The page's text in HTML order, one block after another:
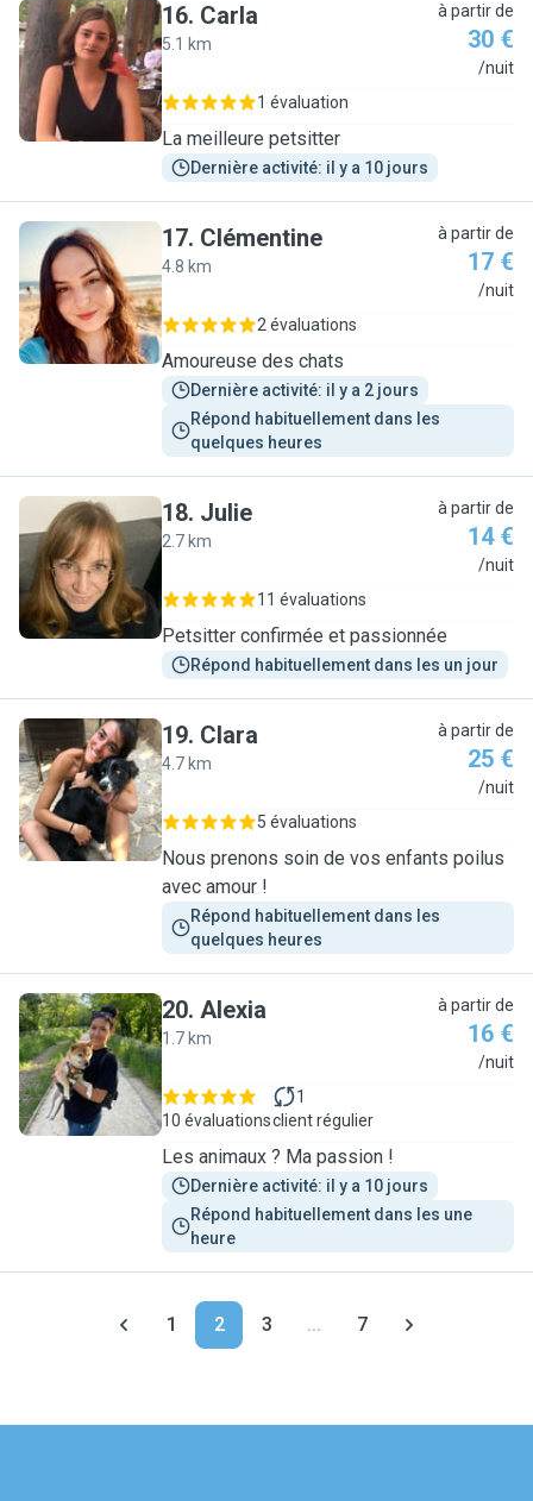
C
16. Carla
5.1 km
à partir de
30 €
/nuit
1 évaluation
La meilleure petsitter
Dernière activité: il y a 10 jours
C
17. Clémentine
4.8 km
à partir de
17 €
/nuit
2 évaluations
Amoureuse des chats
Dernière activité: il y a 2 jours
Répond habituellement dans les
quelques heures
J
18. Julie
2.7 km
à partir de
14 €
/nuit
11 évaluations
Petsitter confirmée et passionnée
Répond habituellement dans les un jour
C
19. Clara
4.7 km
à partir de
25 €
/nuit
5 évaluations
Nous prenons soin de vos enfants poilus
avec amour !
Répond habituellement dans les
quelques heures
A
20. Alexia
1.7 km
à partir de
16 €
/nuit
10 évaluations
1
client régulier
Les animaux ? Ma passion !
Dernière activité: il y a 10 jours
Répond habituellement dans les une
heure
1 2 3 ... 7